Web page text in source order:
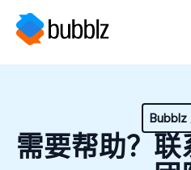
Bubblz
需要帮助？